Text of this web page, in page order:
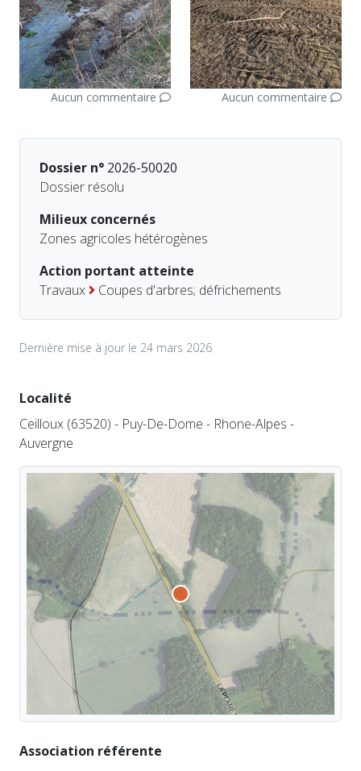
Aucun commentaire Aucun commentaire
Dossier n° 2026-50020
Dossier résolu
Milieux concernés
Zones agricoles hétérogènes
Action portant atteinte
Travaux
Coupes d'arbres; défrichements
Dernière mise à jour le 24 mars 2026
Localité
Ceilloux (63520) - Puy-De-Dome - Rhone-Alpes -
Auvergne
Association référente